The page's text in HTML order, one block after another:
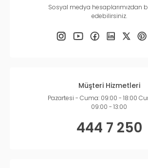
Sosyal medya hesaplarımızdan
edebilirsiniz.
Müşteri Hizmetleri
Pazartesi - Cuma: 09:00 - 18:00
09:00 - 13:00
444 7 250